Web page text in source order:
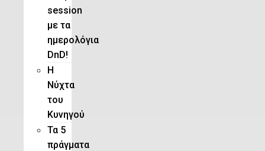
session
με τα
ημερολόγια
DnD!
H
Νύχτα
του
Κυνηγού
Τα 5
πράγματα